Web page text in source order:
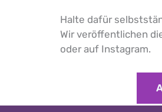
Halte dafür
Wir veröffentlichen
oder auf Instagram.